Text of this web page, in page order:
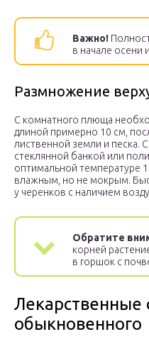
Важно!
в начале осени
Размножение
С комнатного плюща
длиной примерно 10 см,
лиственной земли и песка.
стеклянной банкой или
оптимальной температуре
влажным, но не мокрым.
у черенков с наличием
Обратите
корней
в горшок с
Лекарственные
обыкновенного